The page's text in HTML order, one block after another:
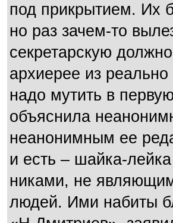
под прикрытием. Их
но раз зачем-то
секретарскую
архиерее из
надо мутить в
объяснила
неанонимным ее
и есть – шайка-
никами, не
людей. Ими набиты